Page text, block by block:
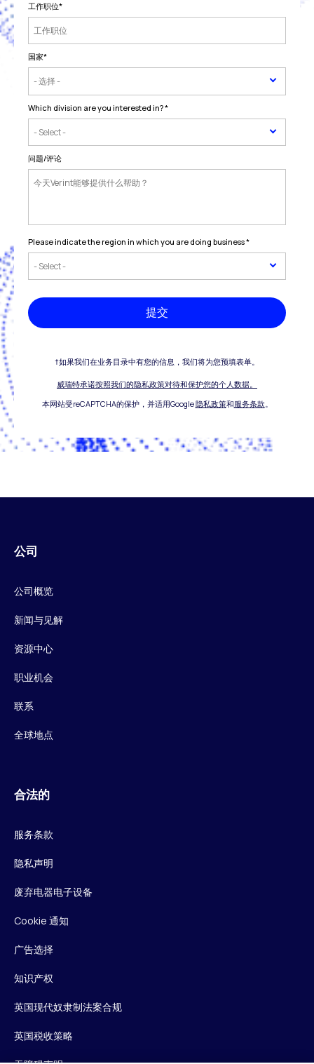
工作职位*
国家*
Which division are you interested in?*
问题/评论
Please indicate the region in which you are doing business*
提交
†如果我们在业务目录中有您的信息，我们将为您预填表单。
威瑞特承诺按照我们的隐私政策对待和保护您的个人数据。
本网站受reCAPTCHA的保护，并适用Google隐私政策和服务条款。
公司
公司概览
新闻与见解
资源中心
职业机会
联系
全球地点
合法的
服务条款
隐私声明
废弃电器电子设备
Cookie 通知
广告选择
知识产权
英国现代奴隶制法案合规
英国税收策略